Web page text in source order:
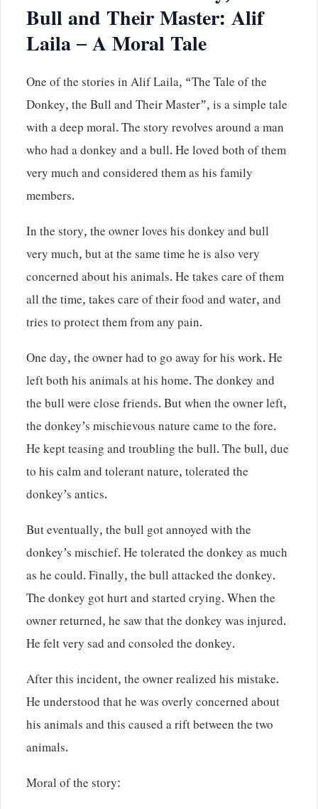
Bull and Their Master: Alif
Laila – A Moral Tale
One of the stories in Alif Laila, “The Tale of the
Donkey, the Bull and Their Master”, is a simple tale
with a deep moral. The story revolves around a man
who had a donkey and a bull. He loved both of them
very much and considered them as his family
members.
In the story, the owner loves his donkey and bull
very much, but at the same time he is also very
concerned about his animals. He takes care of them
all the time, takes care of their food and water, and
tries to protect them from any pain.
One day, the owner had to go away for his work. He
left both his animals at his home. The donkey and
the bull were close friends. But when the owner left,
the donkey’s mischievous nature came to the fore.
He kept teasing and troubling the bull. The bull, due
to his calm and tolerant nature, tolerated the
donkey’s antics.
But eventually, the bull got annoyed with the
donkey’s mischief. He tolerated the donkey as much
as he could. Finally, the bull attacked the donkey.
The donkey got hurt and started crying. When the
owner returned, he saw that the donkey was injured.
He felt very sad and consoled the donkey.
After this incident, the owner realized his mistake.
He understood that he was overly concerned about
his animals and this caused a rift between the two
animals.
Moral of the story: